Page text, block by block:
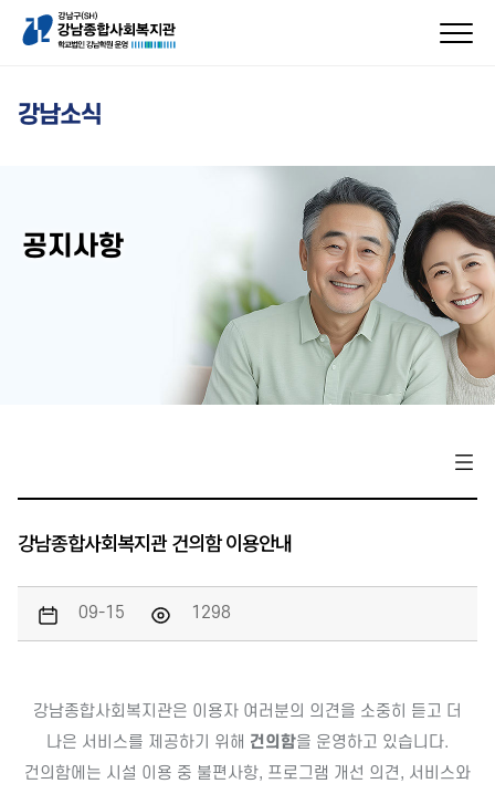
강남소식
공지사항
강남종합사회복지관 건의함 이용안내
09-15 1298
강남종합사회복지관은 이용자 여러분의 의견을 소중히 듣고 더
나은 서비스를 제공하기 위해 건의함을 운영하고 있습니다.
건의함에는 시설 이용 중 불편사항, 프로그램 개선 의견, 서비스와